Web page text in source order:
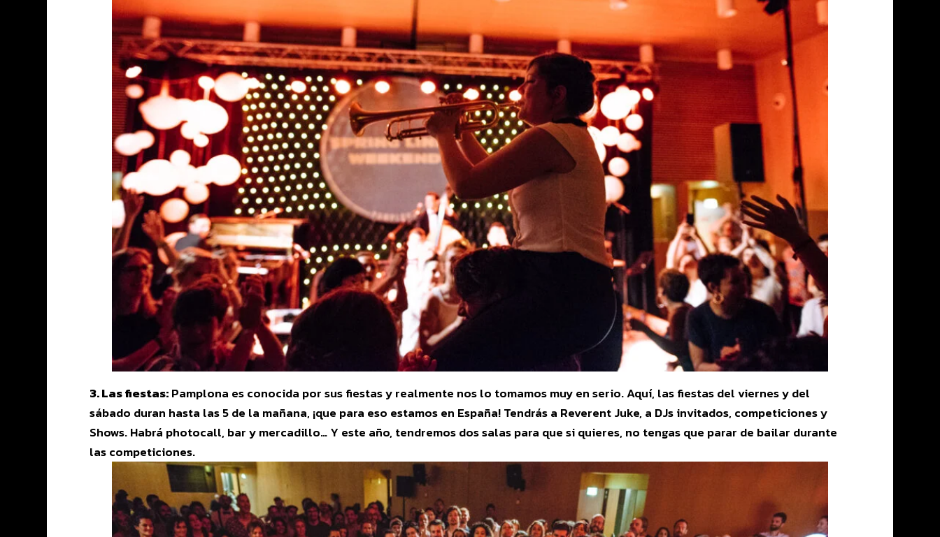
3. Las fiestas:Pamplona es conocida por sus fiestas y realmente nos lo tomamos muy en serio. Aquí, las fiestas del viernes y del
sábado duran hasta las 5 de la mañana, ¡que para eso estamos en España! Tendrás a Reverent Juke, a DJs invitados, competiciones y
Shows. Habrá photocall, bar y mercadillo… Y este año, tendremos dos salas para que si quieres, no tengas que parar de bailar durante
las competiciones.